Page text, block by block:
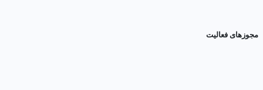
مجوزهای فعالیت